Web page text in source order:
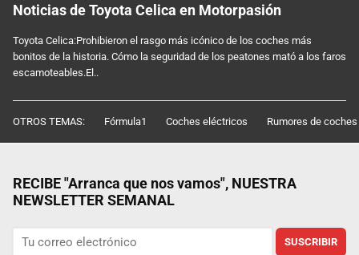
Noticias de Toyota Celica en Motorpasión
Toyota Celica:Prohibieron el rasgo más icónico de los coches más
bonitos de la historia. Cómo la seguridad de los peatones mató a los faros
escamoteables.El..
OTROS TEMAS: Fórmula1 Coches eléctricos Rumores de coches
RECIBE "Arranca que nos vamos", NUESTRA
NEWSLETTER SEMANAL
SUSCRIBIR